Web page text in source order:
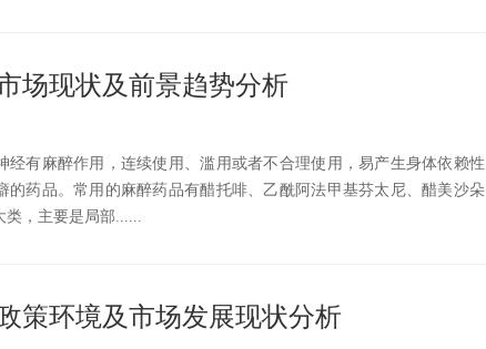
场现状及前景趋势分析
经有麻醉作用，连续使用、滥用或者不合理使用，易产生身体依赖性
的药品。常用的麻醉药品有醋托啡、乙酰阿法甲基芬太尼、醋美沙朵
类，主要是局部......
策环境及市场发展现状分析